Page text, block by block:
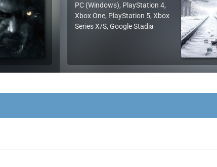
PC (Windows), PlayStation 4,
Xbox One, PlayStation 5, Xbox
Series X/S, Google Stadia